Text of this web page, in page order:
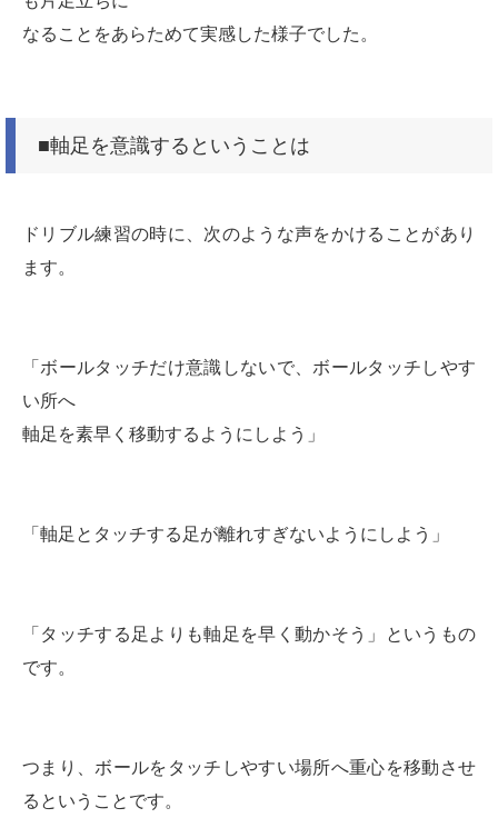
なることをあらためて実感した様子でした。
■軸足を意識するということは
ドリブル練習の時に、次のような声をかけることがあり
ます。
「ボールタッチだけ意識しないで、ボールタッチしやす
い所へ
軸足を素早く移動するようにしよう」
「軸足とタッチする足が離れすぎないようにしよう」
「タッチする足よりも軸足を早く動かそう」というもの
です。
つまり、ボールをタッチしやすい場所へ重心を移動させ
るということです。